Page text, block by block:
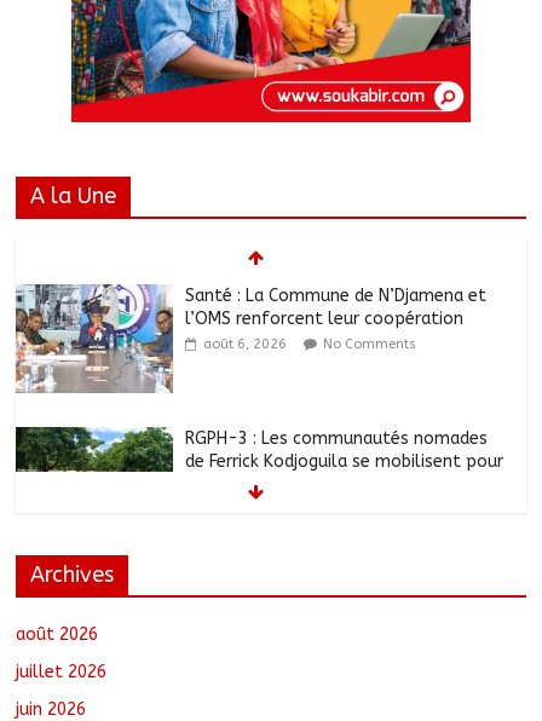
A la Une
Santé : La Commune de N’Djamena et
l’OMS renforcent leur coopération
août 6, 2026 No Comments
RGPH-3 : Les communautés nomades
de Ferrick Kodjoguila se mobilisent pour
le recensement
de FCFA pour former 100 jeunes
Archives
août 2026
juillet 2026
juin 2026